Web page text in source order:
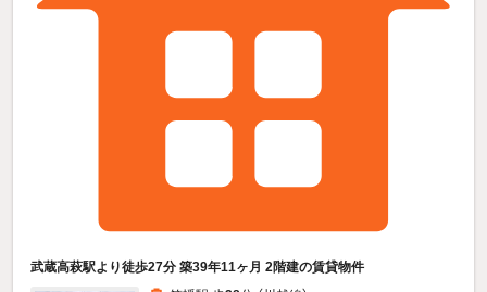
武蔵高萩駅より徒歩27分 築39年11ヶ月 2階建の賃貸物件